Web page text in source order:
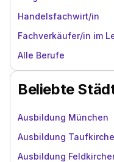
Handelsfachwirt/in
Fachverkäufer/in im
Alle Berufe
Beliebte
Ausbildung München
Ausbildung
Ausbildung